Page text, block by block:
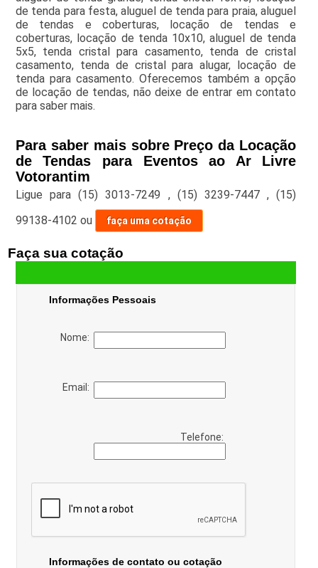
de tenda para festa, aluguel de tenda para praia, aluguel
de tendas e coberturas, locação de tendas e
coberturas, locação de tenda 10x10, aluguel de tenda
5x5, tenda cristal para casamento, tenda de cristal
casamento, tenda de cristal para alugar, locação de
tenda para casamento. Oferecemos também a opção
de locação de tendas, não deixe de entrar em contato
para saber mais.
Para saber mais sobre Preço da Locação
de Tendas para Eventos ao Ar Livre
Votorantim
Ligue para(15) 3013-7249 , (15) 3239-7447 ,(15)
99138-4102 ou faça uma cotação
Faça sua cotação
Informações Pessoais
Nome:
Email:
Telefone:
Informações de contato ou cotação